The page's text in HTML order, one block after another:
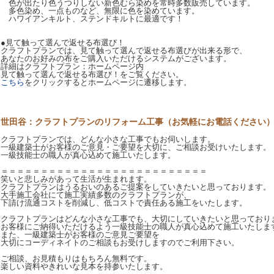
色が出たり色うつりしない新色むら染めを常時多数販売しています。
多色染め、一点ものなど、無限に色を染めています。
ハワイアンキルト、ステンドキルトに最適です！
●見て触って選んで返せる布選び！
クラフトプランでは、見て触って選んで返せる布選びが出来る形で、
あなたのお好みの布をご購入いただけるシステムがございます。
詳細はクラフトプラン：ホームページ内
見て触って選んで返せる布選び！をご覧ください。
こちら をクリックするとホームページに遷移します。
世田谷：クラフトプランのリフォーム工事（お気軽にお電話ください）
クラフトプランでは、どんな小さな工事でもお伺いします。
一級建築士がお客様のご意見・ご要望を大切に、ご相談お受けいたします。
一級技能士の職人が真心込めて施工いたします。
＝＝＝＝＝＝＝＝＝＝＝＝＝＝＝＝＝＝＝＝＝＝＝＝＝＝
笑いと悲しみがあって生活が生まれます。
クラフトプランはうるおいのあるご提案をしていきたいと思っております。
大手施工会社にて施工実績多数のクラフトプランが、
下請け流通コストを削減し、低コストで責任ある施工をいたします。
クラフトプランはどんな小さな工事でも、大切にしていきたいと思っており
お客様にご納得いただけるよう一級技能士の職人が真心込めて施工いたしま
また、一級建築士がお客様のご意見ご要望を
大切にコーディネイトのご相談もお受けしますのでご利用下さい。
ご相談、お見積もりはもちろん無料です。
楽しい資料やきれいな見本を持参いたします。